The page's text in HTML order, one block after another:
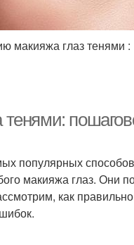
макияжа глаз тенями :
тенями:
популярных
макияжа глаз. Они
как